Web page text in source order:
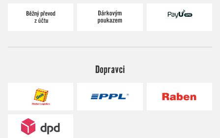
Dopravci